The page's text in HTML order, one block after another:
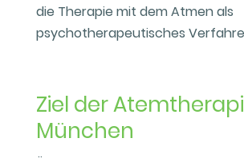
die Therapie mit dem Atmen als
psychotherapeutisches
Ziel der
München